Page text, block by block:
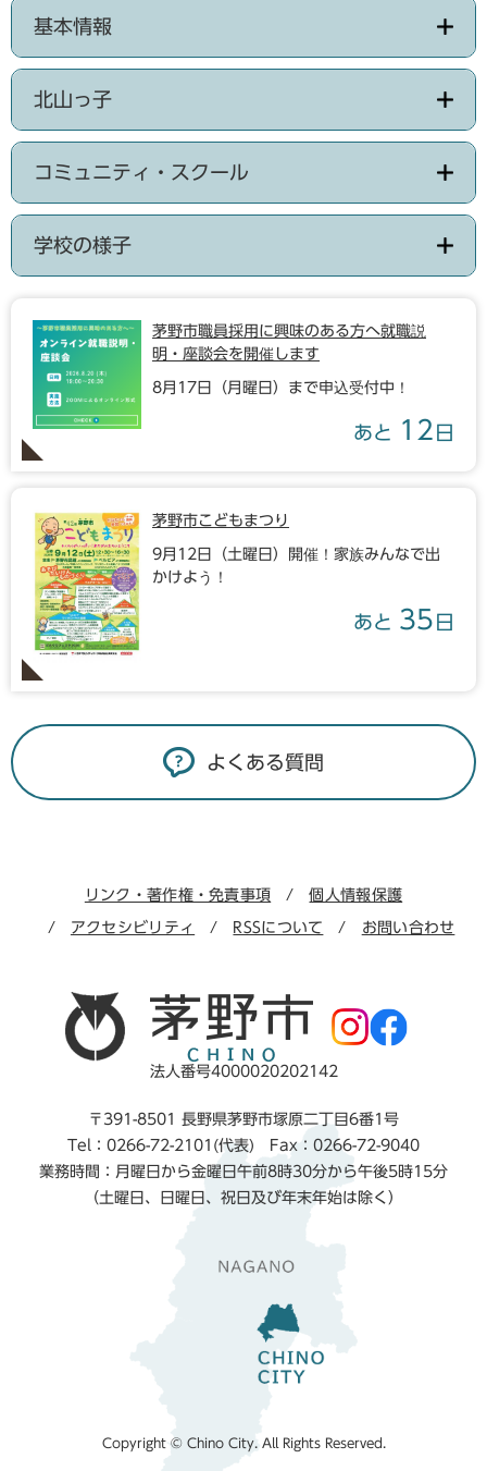
基本情報
北山っ子
コミュニティ・スクール
学校の様子
茅野市職員採用に興味のある方へ就職説
明・座談会を開催します
8月17日（月曜日）まで申込受付中！
あと 12 日
茅野市こどもまつり
9月12日（土曜日）開催！家族みんなで出
かけよう！
あと 35 日
よくある質問
リンク・著作権・免責事項 個人情報保護
アクセシビリティ RSSについて お問い合わせ
法人番号4000020202142
〒391-8501 長野県茅野市塚原二丁目6番1号
Tel：0266-72-2101(代表) Fax：0266-72-9040
業務時間：月曜日から金曜日午前8時30分から午後5時15分
（土曜日、日曜日、祝日及び年末年始は除く）
Copyright © Chino City. All Rights Reserved.